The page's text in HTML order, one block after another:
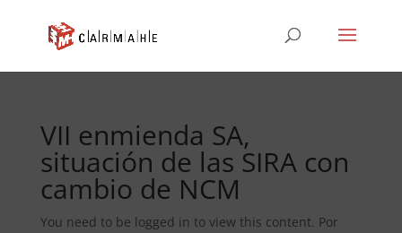
VII enmienda SA,
situación de las SIRA con
cambio de NCM
You need to be logged in to view this content. Por